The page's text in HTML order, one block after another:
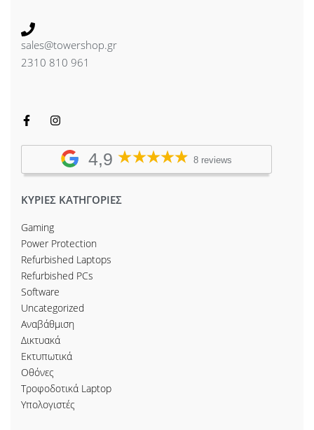
sales@towershop.gr
2310 810 961
4,9 8 reviews
ΚΥΡΙΕΣ ΚΑΤΗΓΟΡΙΕΣ
Gaming
Power Protection
Refurbished Laptops
Refurbished PCs
Software
Uncategorized
Αναβάθμιση
Δικτυακά
Εκτυπωτικά
Οθόνες
Τροφοδοτικά Laptop
Υπολογιστές